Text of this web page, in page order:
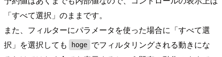
「すべて選択」のままです。
また、フィルターにパラメータを使った場合に「すべて選
択」を選択しても
hoge でフィルタリングされる動きにな